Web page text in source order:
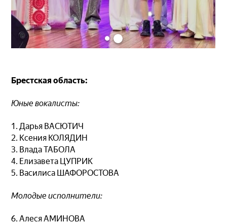
Брестская область:
Юные вокалисты:
1. Дарья ВАСЮТИЧ
2. Ксения КОЛЯДИН
3. Влада ТАБОЛА
4. Елизавета ЦУПРИК
5. Василиса ШАФОРОСТОВА
Молодые исполнители:
6. Алеся АМИНОВА